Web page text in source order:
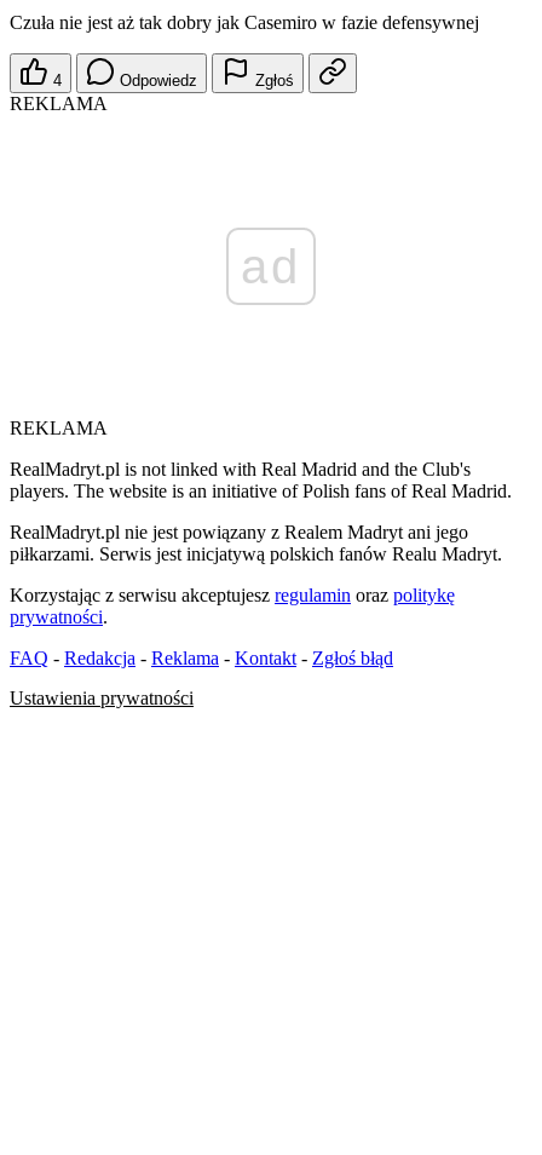
Czuła nie jest aż tak dobry jak Casemiro w fazie defensywnej
4 Odpowiedz Zgłoś
REKLAMA
ad
REKLAMA
RealMadryt.pl is not linked with Real Madrid and the Club's
players. The website is an initiative of Polish fans of Real Madrid.
RealMadryt.pl nie jest powiązany z Realem Madryt ani jego
piłkarzami. Serwis jest inicjatywą polskich fanów Realu Madryt.
Korzystając z serwisu akceptujesz regulamin oraz politykę
prywatności.
FAQ - Redakcja - Reklama - Kontakt - Zgłoś błąd
Ustawienia prywatności